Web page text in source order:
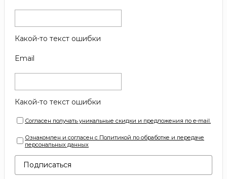
Какой-то текст ошибки
Email
Какой-то текст ошибки
Согласен получать уникальные скидки и предложения по e-mail.
Ознакомлен и согласен с Политикой по обработке и передаче
персональных данных
Подписаться